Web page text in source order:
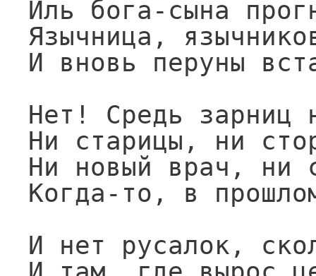
Иль бога-сына
Язычница,
И вновь перуны
Нет! Средь зарниц
Ни старицы, ни
Ни новый врач, ни
Когда-то, в
И нет русалок,